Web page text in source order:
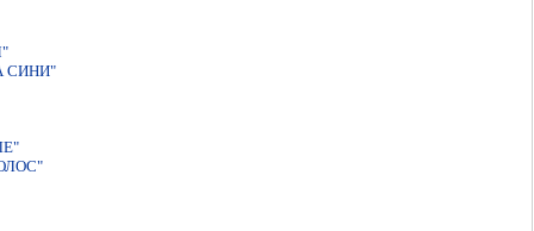
СИНИ"